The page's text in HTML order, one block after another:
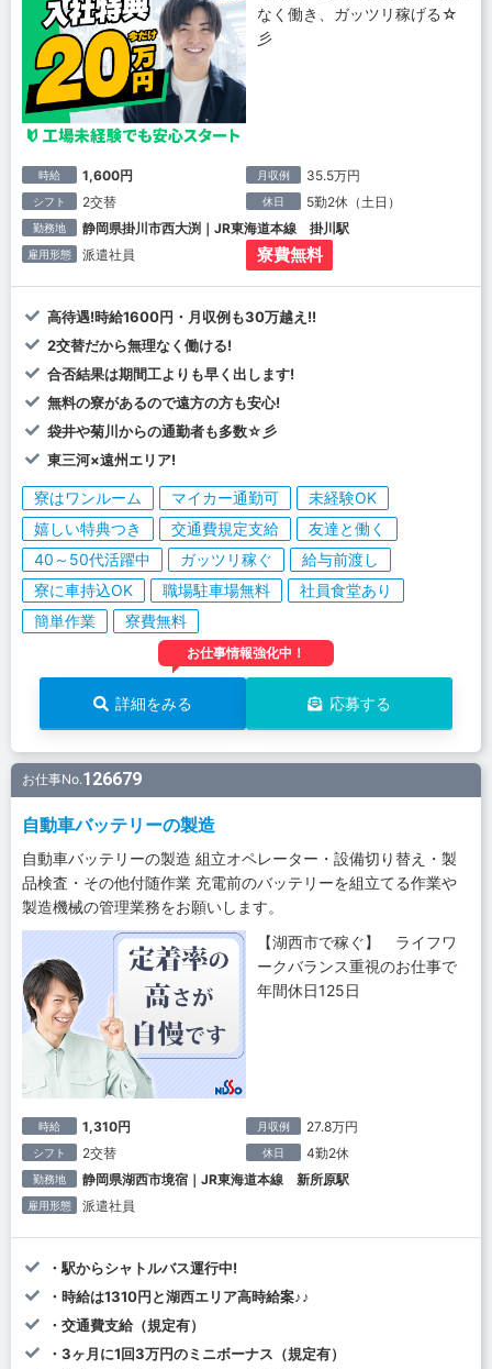
なく働き、ガッツリ稼げる☆
彡
時給 1,600円 月収例 35.5万円
シフト 2交替 休日 5勤2休（土日）
勤務地 静岡県掛川市西大渕｜JR東海道本線 掛川駅
雇用形態 派遣社員 寮費無料
高待遇!時給1600円・月収例も30万越え!!
2交替だから無理なく働ける!
合否結果は期間工よりも早く出します!
無料の寮があるので遠方の方も安心!
袋井や菊川からの通勤者も多数☆彡
東三河×遠州エリア!
寮はワンルーム マイカー通勤可
未経験OK
嬉しい特典つき
交通費規定支給
友達と働く
40～50代活躍中
ガッツリ稼ぐ
給与前渡し
寮に車持込OK
職場駐車場無料
社員食堂あり
簡単作業
寮費無料
お仕事情報強化中！
詳細をみる 応募する
お仕事No.126679
自動車バッテリーの製造
自動車バッテリーの製造 組立オペレーター・設備切り替え・製
品検査・その他付随作業 充電前のバッテリーを組立てる作業や
製造機械の管理業務をお願いします。
【湖西市で稼ぐ】 ライフワ
ークバランス重視のお仕事で
年間休日125日
時給 1,310円 月収例 27.8万円
シフト 2交替 休日 4勤2休
勤務地 静岡県湖西市境宿｜JR東海道本線 新所原駅
雇用形態 派遣社員
・駅からシャトルバス運行中!
・時給は1310円と湖西エリア高時給案♪♪
・交通費支給（規定有）
・3ヶ月に1回3万円のミニボーナス（規定有）